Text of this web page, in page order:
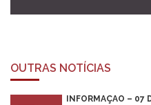
OUTRAS NOTÍCIAS
INFORMAÇÃO –